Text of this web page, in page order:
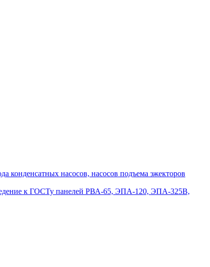
насосов, насосов подъема эжекторов
к ГОСТу панелей РВА-65, ЭПА-120, ЭПА-325В,